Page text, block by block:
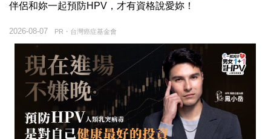
伴侶和妳一起預防HPV，才有資格說愛妳！
PR・台灣癌症基金會
2026-08-07